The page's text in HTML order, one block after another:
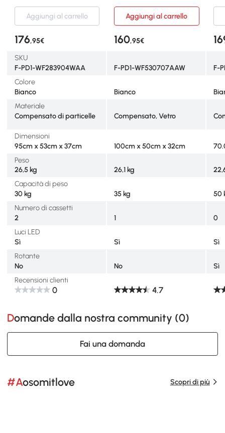
cassetto, stile moderno,
Bianco
Aggiungi al carrello Aggiungi al carrello
176,95€ 160,95€
SKU
F-PD1-WF283904WAA
F-PD1-WF530707AAW
F-
Colore
Bianco
Bianco
Materiale
Compensato di particelle
Compensato, Vetro
Dimensioni
95cm x 53cm x 37cm
100cm x 50cm x 32cm
Peso
26,5 kg
26,1 kg
Capacità di peso
30 kg
35 kg
50
Numero di cassetti
2
1
0
Luci LED
Sì
Sì
Sì
Rotante
No
No
Sì
Recensioni clienti
0 4.7
Domande dalla nostra community (0)
Fai una domanda
#Aosomitlove Scopri di più